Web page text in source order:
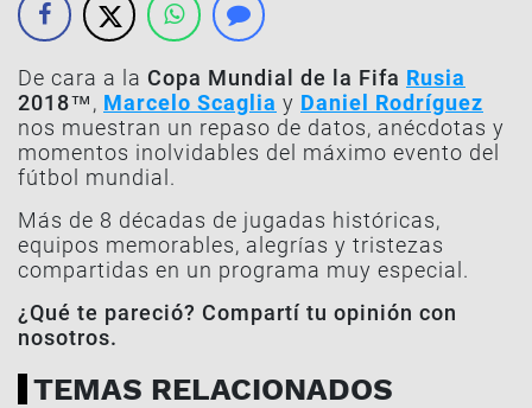
De cara a la Copa Mundial de la Fifa Rusia
2018™, Marcelo Scaglia y Daniel Rodríguez
nos muestran un repaso de datos, anécdotas y
momentos inolvidables del máximo evento del
fútbol mundial.
Más de 8 décadas de jugadas históricas,
equipos memorables, alegrías y tristezas
compartidas en un programa muy especial.
¿Qué te pareció? Compartí tu opinión con
nosotros.
TEMAS RELACIONADOS